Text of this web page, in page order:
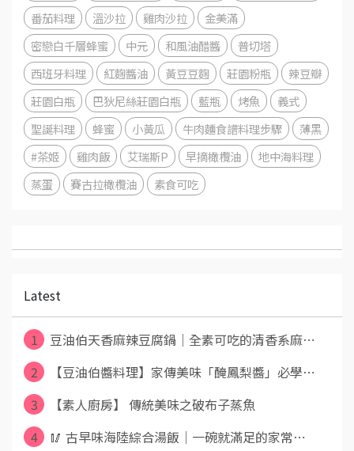
番茄料理
溫沙拉 雞肉沙拉
金美滿
密戀白千層蜂蜜
中元 和風油醋醬
普切塔
西班牙料理
紅麴醬油 黃豆豆麴 莊園粉瓶
辣豆瓣
莊園白瓶
巴狄尼絲莊園白瓶 藍瓶 烤魚
義式
聖誕料理
蜂蜜 小黃瓜 牛肉麵食譜料理步驟
薄黑
#茶姬
雞肉飯 艾瑞斯P 早摘橄欖油
地中海料理
蒸蛋
賽古拉橄欖油 素食可吃
Latest
1
豆油伯天香麻辣豆腐鍋｜全素可吃的清香系麻⋯
2
【豆油伯醬料理】家傳美味「醃鳳梨醬」必學⋯
3
【素人廚房】 傳統美味之破布子蒸魚
4
🥢 古早味海陸綜合湯飯｜一碗就滿足的家常⋯